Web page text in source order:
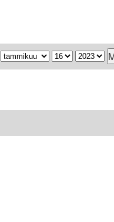
Kuukausi PäiväVuosi